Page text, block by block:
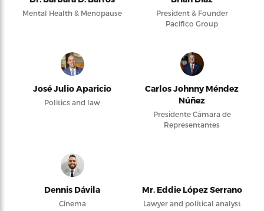
Mental Health & Menopause
President & Founder
Pacifico Group
José Julio Aparicio
Politics and law
Carlos Johnny Méndez
Núñez
Presidente Cámara de
Representantes
Dennis Dávila
Cinema
Mr. Eddie López Serrano
Lawyer and political analyst